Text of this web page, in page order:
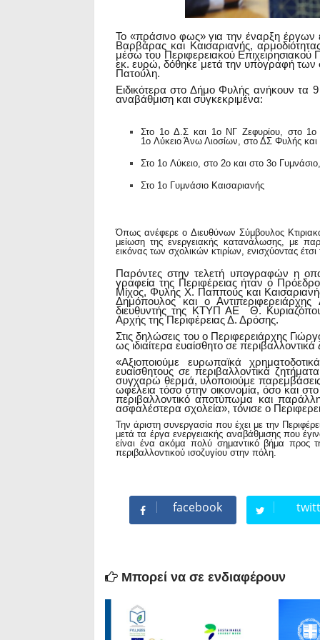
Το «πράσινο φως» για την έναρξη
Βαρβάρας και Καισαριανής,
μέσω του Περιφερειακού
εκ. ευρώ, δόθηκε μετά την υπογραφή των
Πατούλη.
Ειδικότερα στο Δήμο Φυλής ανήκουν τα
αναβάθμιση και συγκεκριμένα:
Στο 1οΔ.Σ και 1οΝΓ Ζεφυρίου, στο 1ο
1ο Λύκειο Άνω Λιοσίων, στο ΔΣ Φυλής
Στο 1ο Λύκειο, στο 2ο και στο 3ο
Στο 1ο Γυμνάσιο Καισαριανής
Όπως ανέφερε ο Διευθύνων Σύμβουλος
μείωση της ενεργειακής κατανάλωσης, με
εικόνας των σχολικών κτιρίων, ενισχύοντας
Παρόντες στην τελετή υπογραφών η
γραφεία της Περιφέρειας ήτανο
Μίχος, Φυλής Χ. Παππούς και
Δημόπουλος και ο
διευθυντής της ΚΤΥΠ ΑΕ Θ.
Αρχής της Περιφέρειας Δ. Δρόσης.
Στις δηλώσεις του ο Περιφερειάρχης
ως ιδιαίτερα ευαίσθητο σε
«Αξιοποιούμε ευρωπαϊκά
ευαίσθητους σε περιβαλλοντικά
συγχαρώ θερμά, υλοποιούμε παρεμβάσεις
ωφέλεια τόσο στην οικονομία, όσο και
περιβαλλοντικό αποτύπωμα και
ασφαλέστερα σχολεία», τόνισε ο
Την άριστη συνεργασία που έχει με την
μετά τα έργα ενεργειακής αναβάθμισης που
είναι ένα ακόμα πολύ σημαντικό βήμα προς
περιβαλλοντικού ισοζυγίου στην πόλη.
facebook
Μπορεί να σε ενδιαφέρουν